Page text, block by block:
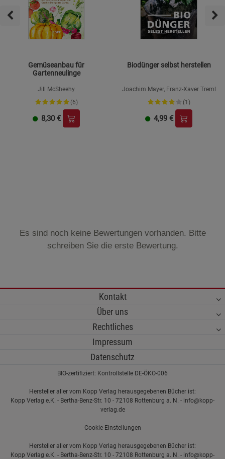
Gemüseanbau für
Gartenneulinge
Jill McSheehy
(6)
8,30 €
Biodünger selbst herstellen
Joachim Mayer, Franz-Xaver Treml
(1)
4,99 €
Es sind noch keine Bewertungen vorhanden. Bitte
schreiben Sie die erste Bewertung.
Kontakt
Über uns
Rechtliches
Impressum
Datenschutz
BIO-zertifiziert: Kontrollstelle DE-ÖKO-006
Hersteller aller vom Kopp Verlag herausgegebenen Bücher ist:
Kopp Verlag e.K. - Bertha-Benz-Str. 10 - 72108 Rottenburg a. N. - info@kopp-
verlag.de
Cookie-Einstellungen
Hersteller aller vom Kopp Verlag herausgegebenen Bücher ist:
Kopp Verlag e.K. - Bertha-Benz-Str. 10 - 72108 Rottenburg a. N. - info@kopp-